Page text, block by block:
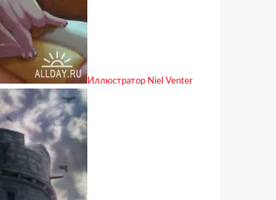
Иллюстратор Niel Venter